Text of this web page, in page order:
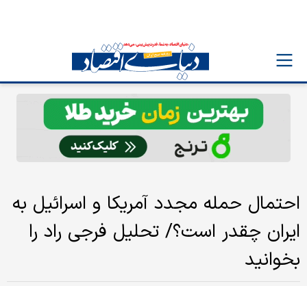
احتمال حمله مجدد آمریکا و اسرائیل به
ایران چقدر است؟/ تحلیل فرجی راد را
بخوانید